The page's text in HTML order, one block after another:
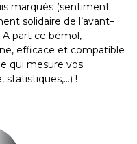
marqués (sentiment
solidaire de l’avant–
A part ce bémol,
efficace et compatible
qui mesure vos
statistiques,…) !